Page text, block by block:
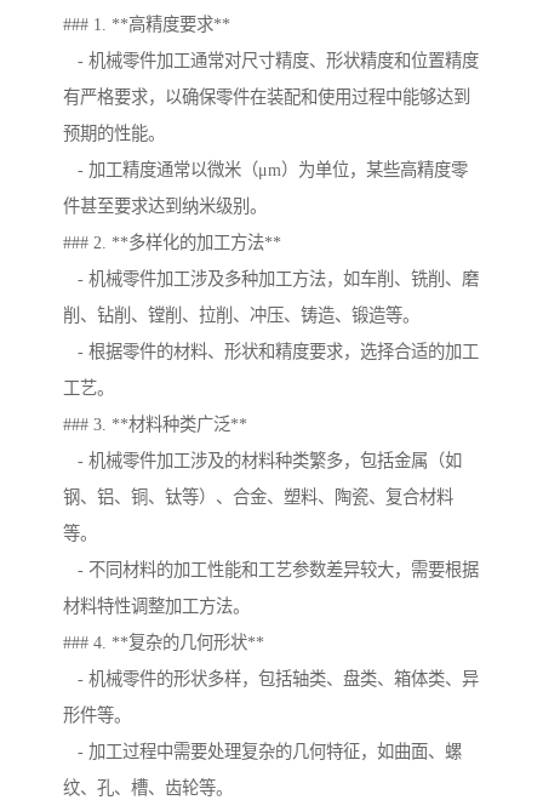
### 1. **高精度要求**
- 机械零件加工通常对尺寸精度、形状精度和位置精度
有严格要求，以确保零件在装配和使用过程中能够达到
预期的性能。
- 加工精度通常以微米（μm）为单位，某些高精度零
件甚至要求达到纳米级别。
### 2. **多样化的加工方法**
- 机械零件加工涉及多种加工方法，如车削、铣削、磨
削、钻削、镗削、拉削、冲压、铸造、锻造等。
- 根据零件的材料、形状和精度要求，选择合适的加工
工艺。
### 3. **材料种类广泛**
- 机械零件加工涉及的材料种类繁多，包括金属（如
钢、铝、铜、钛等）、合金、塑料、陶瓷、复合材料
等。
- 不同材料的加工性能和工艺参数差异较大，需要根据
材料特性调整加工方法。
### 4. **复杂的几何形状**
- 机械零件的形状多样，包括轴类、盘类、箱体类、异
形件等。
- 加工过程中需要处理复杂的几何特征，如曲面、螺
纹、孔、槽、齿轮等。